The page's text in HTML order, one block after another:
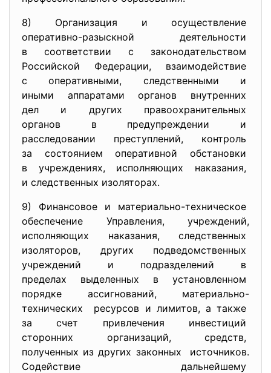
8) Организация и осуществление
оперативно-разыскной деятельности
в соответствии с законодательством
Российской Федерации, взаимодействие
с оперативными, следственными и
иными аппаратами органов внутренних
дел и других правоохранительных
органов в предупреждении и
расследовании преступлений, контроль
за состоянием оперативной обстановки
в учреждениях, исполняющих наказания,
и следственных изоляторах.
9) Финансовое и материально-техническое
обеспечение Управления, учреждений,
исполняющих наказания, следственных
изоляторов, других подведомственных
учреждений и подразделений в
пределах выделенных в установленном
порядке ассигнований, материально-
технических ресурсов и лимитов, а также
за счет привлечения инвестиций
сторонних организаций, средств,
полученных из других законных источников.
Содействие дальнейшему